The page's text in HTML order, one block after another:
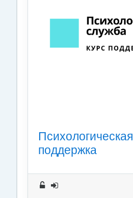
Психологическая
поддержка